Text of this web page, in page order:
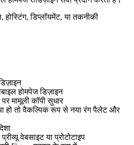
डिप्लॉयमेंट, या तकनीकी
होमपेज डिज़ाइन
मामूली कॉपी सुधार
हो तो वैकल्पिक रूप से नया रंग पैलेट और
वेबसाइट या प्रोटोटाइप